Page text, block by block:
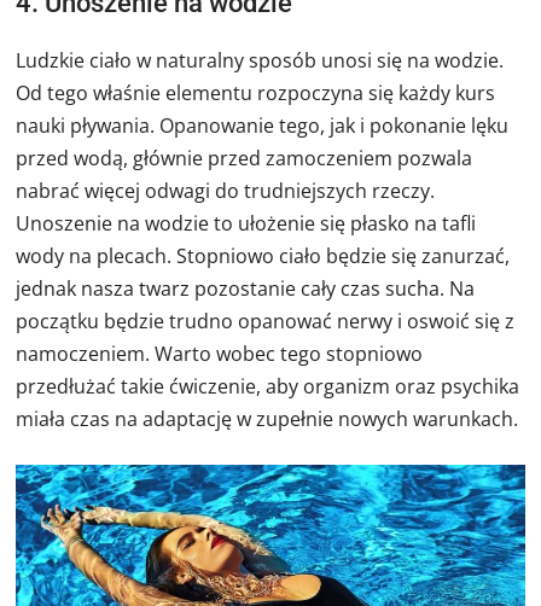
Ludzkie ciało w naturalny sposób unosi się na wodzie.
Od tego właśnie elementu rozpoczyna się każdy kurs
nauki pływania. Opanowanie tego, jak i pokonanie lęku
przed wodą, głównie przed zamoczeniem pozwala
nabrać więcej odwagi do trudniejszych rzeczy.
Unoszenie na wodzie to ułożenie się płasko na tafli
wody na plecach. Stopniowo ciało będzie się zanurzać,
jednak nasza twarz pozostanie cały czas sucha. Na
początku będzie trudno opanować nerwy i oswoić się z
namoczeniem. Warto wobec tego stopniowo
przedłużać takie ćwiczenie, aby organizm oraz psychika
miała czas na adaptację w zupełnie nowych warunkach.